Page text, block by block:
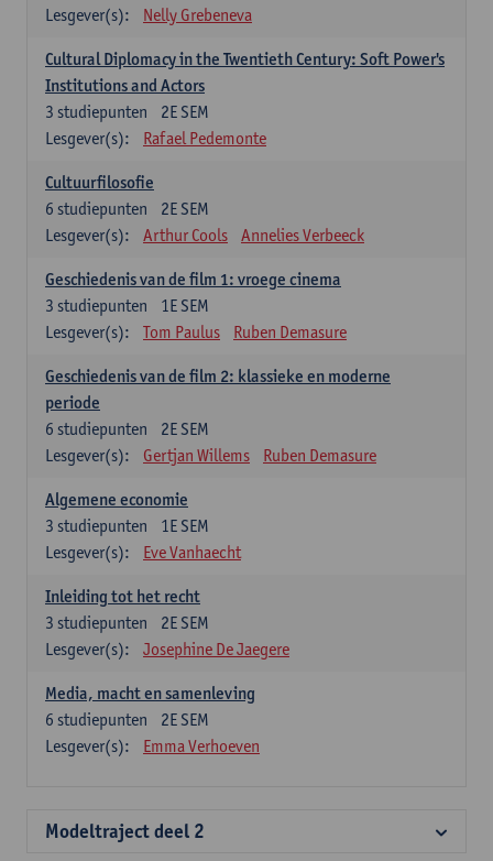
Lesgever(s):
Nelly Grebeneva
Cultural Diplomacy in the Twentieth Century: Soft Power's
Institutions and Actors
2E SEM
3 studiepunten
Lesgever(s):
Rafael Pedemonte
Cultuurfilosofie
2E SEM
6 studiepunten
Lesgever(s):
Arthur Cools Annelies Verbeeck
Geschiedenis van de film 1: vroege cinema
1E SEM
3 studiepunten
Lesgever(s):
Tom Paulus Ruben Demasure
Geschiedenis van de film 2: klassieke en moderne
periode
2E SEM
6 studiepunten
Lesgever(s):
Gertjan Willems Ruben Demasure
Algemene economie
1E SEM
3 studiepunten
Lesgever(s):
Eve Vanhaecht
Inleiding tot het recht
2E SEM
3 studiepunten
Lesgever(s):
Josephine De Jaegere
Media, macht en samenleving
2E SEM
6 studiepunten
Lesgever(s):
Emma Verhoeven
Modeltraject deel 2